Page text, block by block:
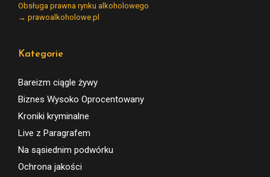
Obsługa prawna rynku alkoholowego
→ prawoalkoholowe.pl
Kategorie
Bareizm ciągle żywy
Biznes Wysoko Oprocentowany
Kroniki kryminalne
Live z Paragrafem
Na sąsiednim podwórku
Ochrona jakości